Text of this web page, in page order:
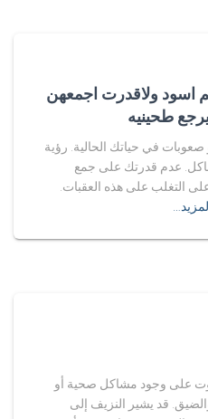
ولاقدرت اجمعهن
طحينيه
في حياتك الحالية. رؤية
عدم قدرتك على جمع
التغلب على هذه العقبات.
على وجود مشاكل صحية أو
قد يشير النزيف إلى